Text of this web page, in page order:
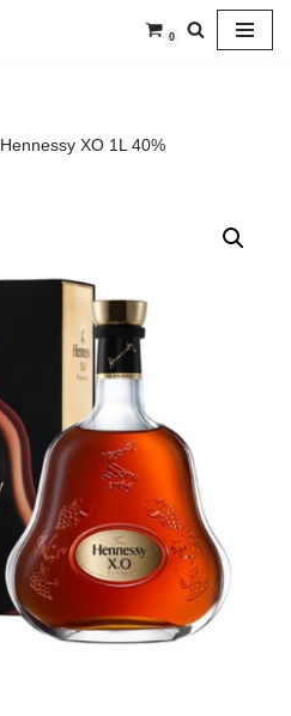
0
Hennessy XO 1L 40%